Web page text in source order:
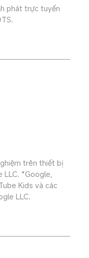
phát trực tuyến
trên thiết bị
LLC. *Google,
Kids và các
LLC.